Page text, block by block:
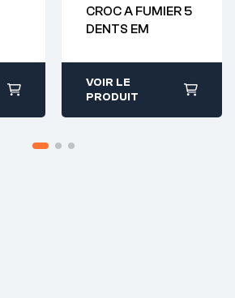
CROC A FUMIER 5
DENTS EM
Demande de
devis : 01 64 88
VOIR LE
PRODUIT